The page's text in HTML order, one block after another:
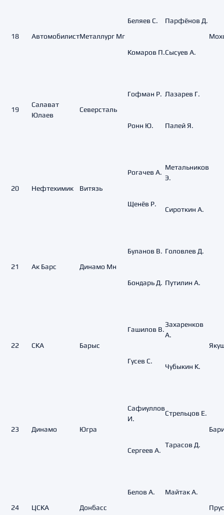
18 АвтомобилистМеталлург Мг
Беляев С.
Комаров П.
Парфёнов Д.
Сысуев А.
19
Салават
Юлаев
Северсталь
Гофман Р.
Ронн Ю.
Лазарев Г.
Палей Я.
20 Нефтехимик Витязь
Рогачев А.
Щенёв Р.
Метальников
Э.
Сироткин А.
21 Ак Барс Динамо Мн
Буланов В.
Бондарь Д.
Головлев Д.
Путилин А.
22 СКА Барыс
Гашилов В.
Гусев С.
Захаренков
А.
Чубыкин К.
23 Динамо Югра
Сафиуллов
И.
Сергеев А.
Стрельцов Е.
Тарасов Д.
24 ЦСКА Донбасс
Белов А.
Майтак А.